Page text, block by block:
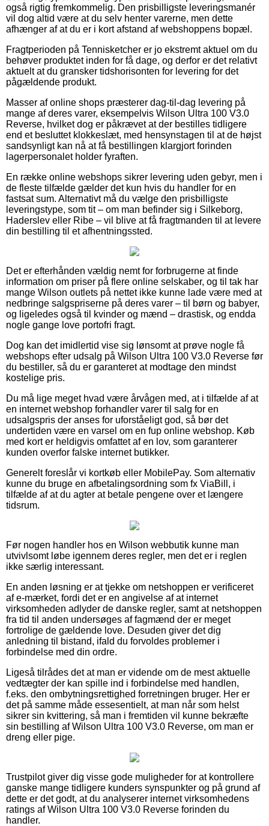
også rigtig fremkommelig. Den prisbilligste leveringsmanér
vil dog altid være at du selv henter varerne, men dette
afhænger af at du er i kort afstand af webshoppens bopæl.
Fragtperioden på Tennisketcher er jo ekstremt aktuel om du
behøver produktet inden for få dage, og derfor er det relativt
aktuelt at du gransker tidshorisonten for levering for det
pågældende produkt.
Masser af online shops præsterer dag-til-dag levering på
mange af deres varer, eksempelvis Wilson Ultra 100 V3.0
Reverse, hvilket dog er påkrævet at der bestilles tidligere
end et besluttet klokkeslæt, med hensynstagen til at de højst
sandsynligt kan nå at få bestillingen klargjort forinden
lagerpersonalet holder fyraften.
En række online webshops sikrer levering uden gebyr, men i
de fleste tilfælde gælder det kun hvis du handler for en
fastsat sum. Alternativt må du vælge den prisbilligste
leveringstype, som tit – om man befinder sig i Silkeborg,
Haderslev eller Ribe – vil blive at få fragtmanden til at levere
din bestilling til et afhentningssted.
Det er efterhånden vældig nemt for forbrugerne at finde
information om priser på flere online selskaber, og til tak har
mange Wilson outlets på nettet ikke kunne lade være med at
nedbringe salgspriserne på deres varer – til børn og babyer,
og ligeledes også til kvinder og mænd – drastisk, og endda
nogle gange love portofri fragt.
Dog kan det imidlertid vise sig lønsomt at prøve nogle få
webshops efter udsalg på Wilson Ultra 100 V3.0 Reverse før
du bestiller, så du er garanteret at modtage den mindst
kostelige pris.
Du må lige meget hvad være årvågen med, at i tilfælde af at
en internet webshop forhandler varer til salg for en
udsalgspris der anses for uforståeligt god, så bør det
undertiden være en varsel om en fup online webshop. Køb
med kort er heldigvis omfattet af en lov, som garanterer
kunden overfor falske internet butikker.
Generelt foreslår vi kortkøb eller MobilePay. Som alternativ
kunne du bruge en afbetalingsordning som fx ViaBill, i
tilfælde af at du agter at betale pengene over et længere
tidsrum.
Før nogen handler hos en Wilson webbutik kunne man
utvivlsomt løbe igennem deres regler, men det er i reglen
ikke særlig interessant.
En anden løsning er at tjekke om netshoppen er verificeret
af e-mærket, fordi det er en angivelse af at internet
virksomheden adlyder de danske regler, samt at netshoppen
fra tid til anden undersøges af fagmænd der er meget
fortrolige de gældende love. Desuden giver det dig
anledning til bistand, ifald du forvoldes problemer i
forbindelse med din ordre.
Ligeså tilrådes det at man er vidende om de mest aktuelle
vedtægter der kan spille ind i forbindelse med handlen,
f.eks. den ombytningsrettighed forretningen bruger. Her er
det på samme måde essesentielt, at man når som helst
sikrer sin kvittering, så man i fremtiden vil kunne bekræfte
sin bestilling af Wilson Ultra 100 V3.0 Reverse, om man er
dreng eller pige.
Trustpilot giver dig visse gode muligheder for at kontrollere
ganske mange tidligere kunders synspunkter og på grund af
dette er det godt, at du analyserer internet virksomhedens
ratings af Wilson Ultra 100 V3.0 Reverse forinden du
handler.